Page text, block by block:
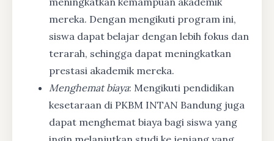
mereka. Dengan mengikuti program ini,
siswa dapat belajar dengan lebih fokus dan
terarah, sehingga dapat meningkatkan
prestasi akademik mereka.
Menghemat biaya: Mengikuti pendidikan
kesetaraan di PKBM INTAN Bandung juga
dapat menghemat biaya bagi siswa yang